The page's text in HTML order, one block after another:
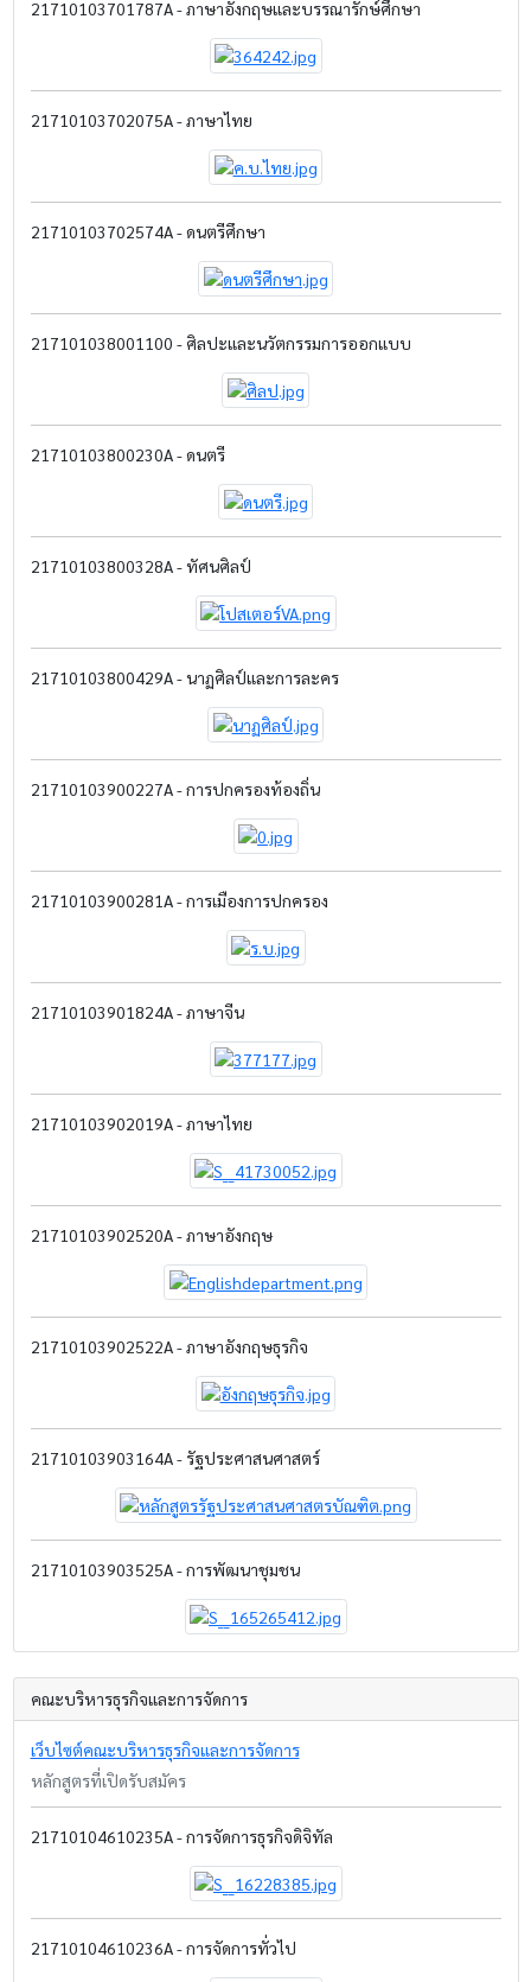
21710103701787A - ภาษาอังกฤษและบรรณารักษ์ศึกษา
21710103702075A - ภาษาไทย
21710103702574A - ดนตรีศึกษา
217101038001100 - ศิลปะและนวัตกรรมการออกแบบ
21710103800230A - ดนตรี
21710103800328A - ทัศนศิลป์
21710103800429A - นาฏศิลป์และการละคร
21710103900227A - การปกครองท้องถิ่น
21710103900281A - การเมืองการปกครอง
21710103901824A - ภาษาจีน
21710103902019A - ภาษาไทย
21710103902520A - ภาษาอังกฤษ
21710103902522A - ภาษาอังกฤษธุรกิจ
21710103903164A - รัฐประศาสนศาสตร์
21710103903525A - การพัฒนาชุมชน
คณะบริหารธุรกิจและการจัดการ
เว็บไซต์คณะบริหารธุรกิจและการจัดการ
หลักสูตรที่เปิดรับสมัคร
21710104610235A - การจัดการธุรกิจดิจิทัล
21710104610236A - การจัดการทั่วไป